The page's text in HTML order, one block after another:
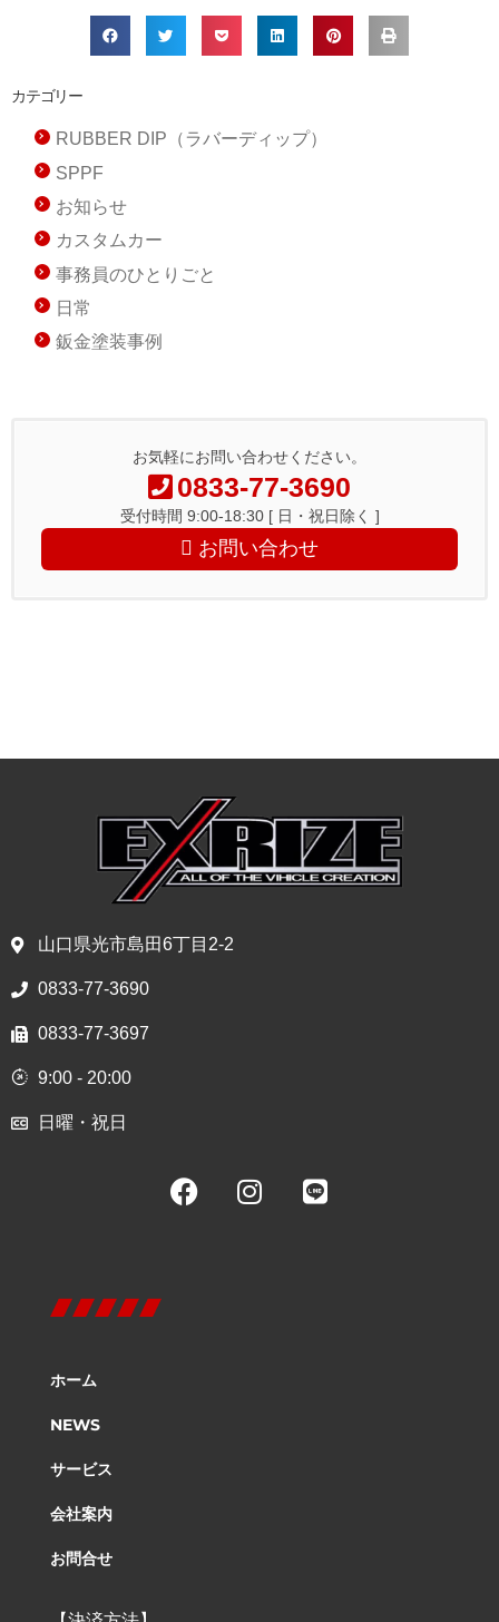
カテゴリー
RUBBER DIP（ラバーディップ）
SPPF
お知らせ
カスタムカー
事務員のひとりごと
日常
鈑金塗装事例
お気軽にお問い合わせください。
0833-77-3690
受付時間 9:00-18:30 [ 日・祝日除く ]
お問い合わせ
山口県光市島田6丁目2-2
0833-77-3690
0833-77-3697
9:00 - 20:00
日曜・祝日
ホーム
NEWS
サービス
会社案内
お問合せ